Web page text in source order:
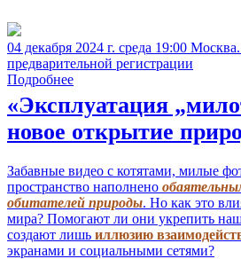
04 декабря 2024 г. среда 19:00
предварительной регистрации
Подробнее
«Эксплуатация
новое открытие
Забавные видео с котятами, милые
пространство наполнено
обитателей природы. Но как это
мира? Помогают ли они укрепить
создают лишь иллюзию
экранами и социальными сетями?